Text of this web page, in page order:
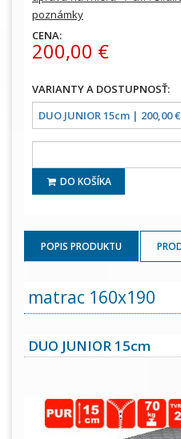
poznámky
CENA:
200,00 €
DO KOŠÍKA
POPIS PRODUKTU
matrac 160x190
DUO JUNIOR 15cm